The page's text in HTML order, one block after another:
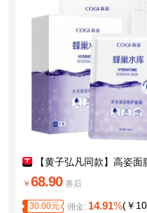
【黄子弘凡同款】高姿面
水库补水保湿舒缓修护熬夜
￥ 68.90 券后
30.00元 佣金: 14.91%(￥